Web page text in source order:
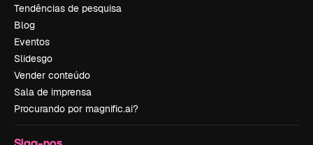
Tendências de pesquisa
Blog
Eventos
Slidesgo
Vender conteúdo
Sala de imprensa
Procurando por magnific.ai?